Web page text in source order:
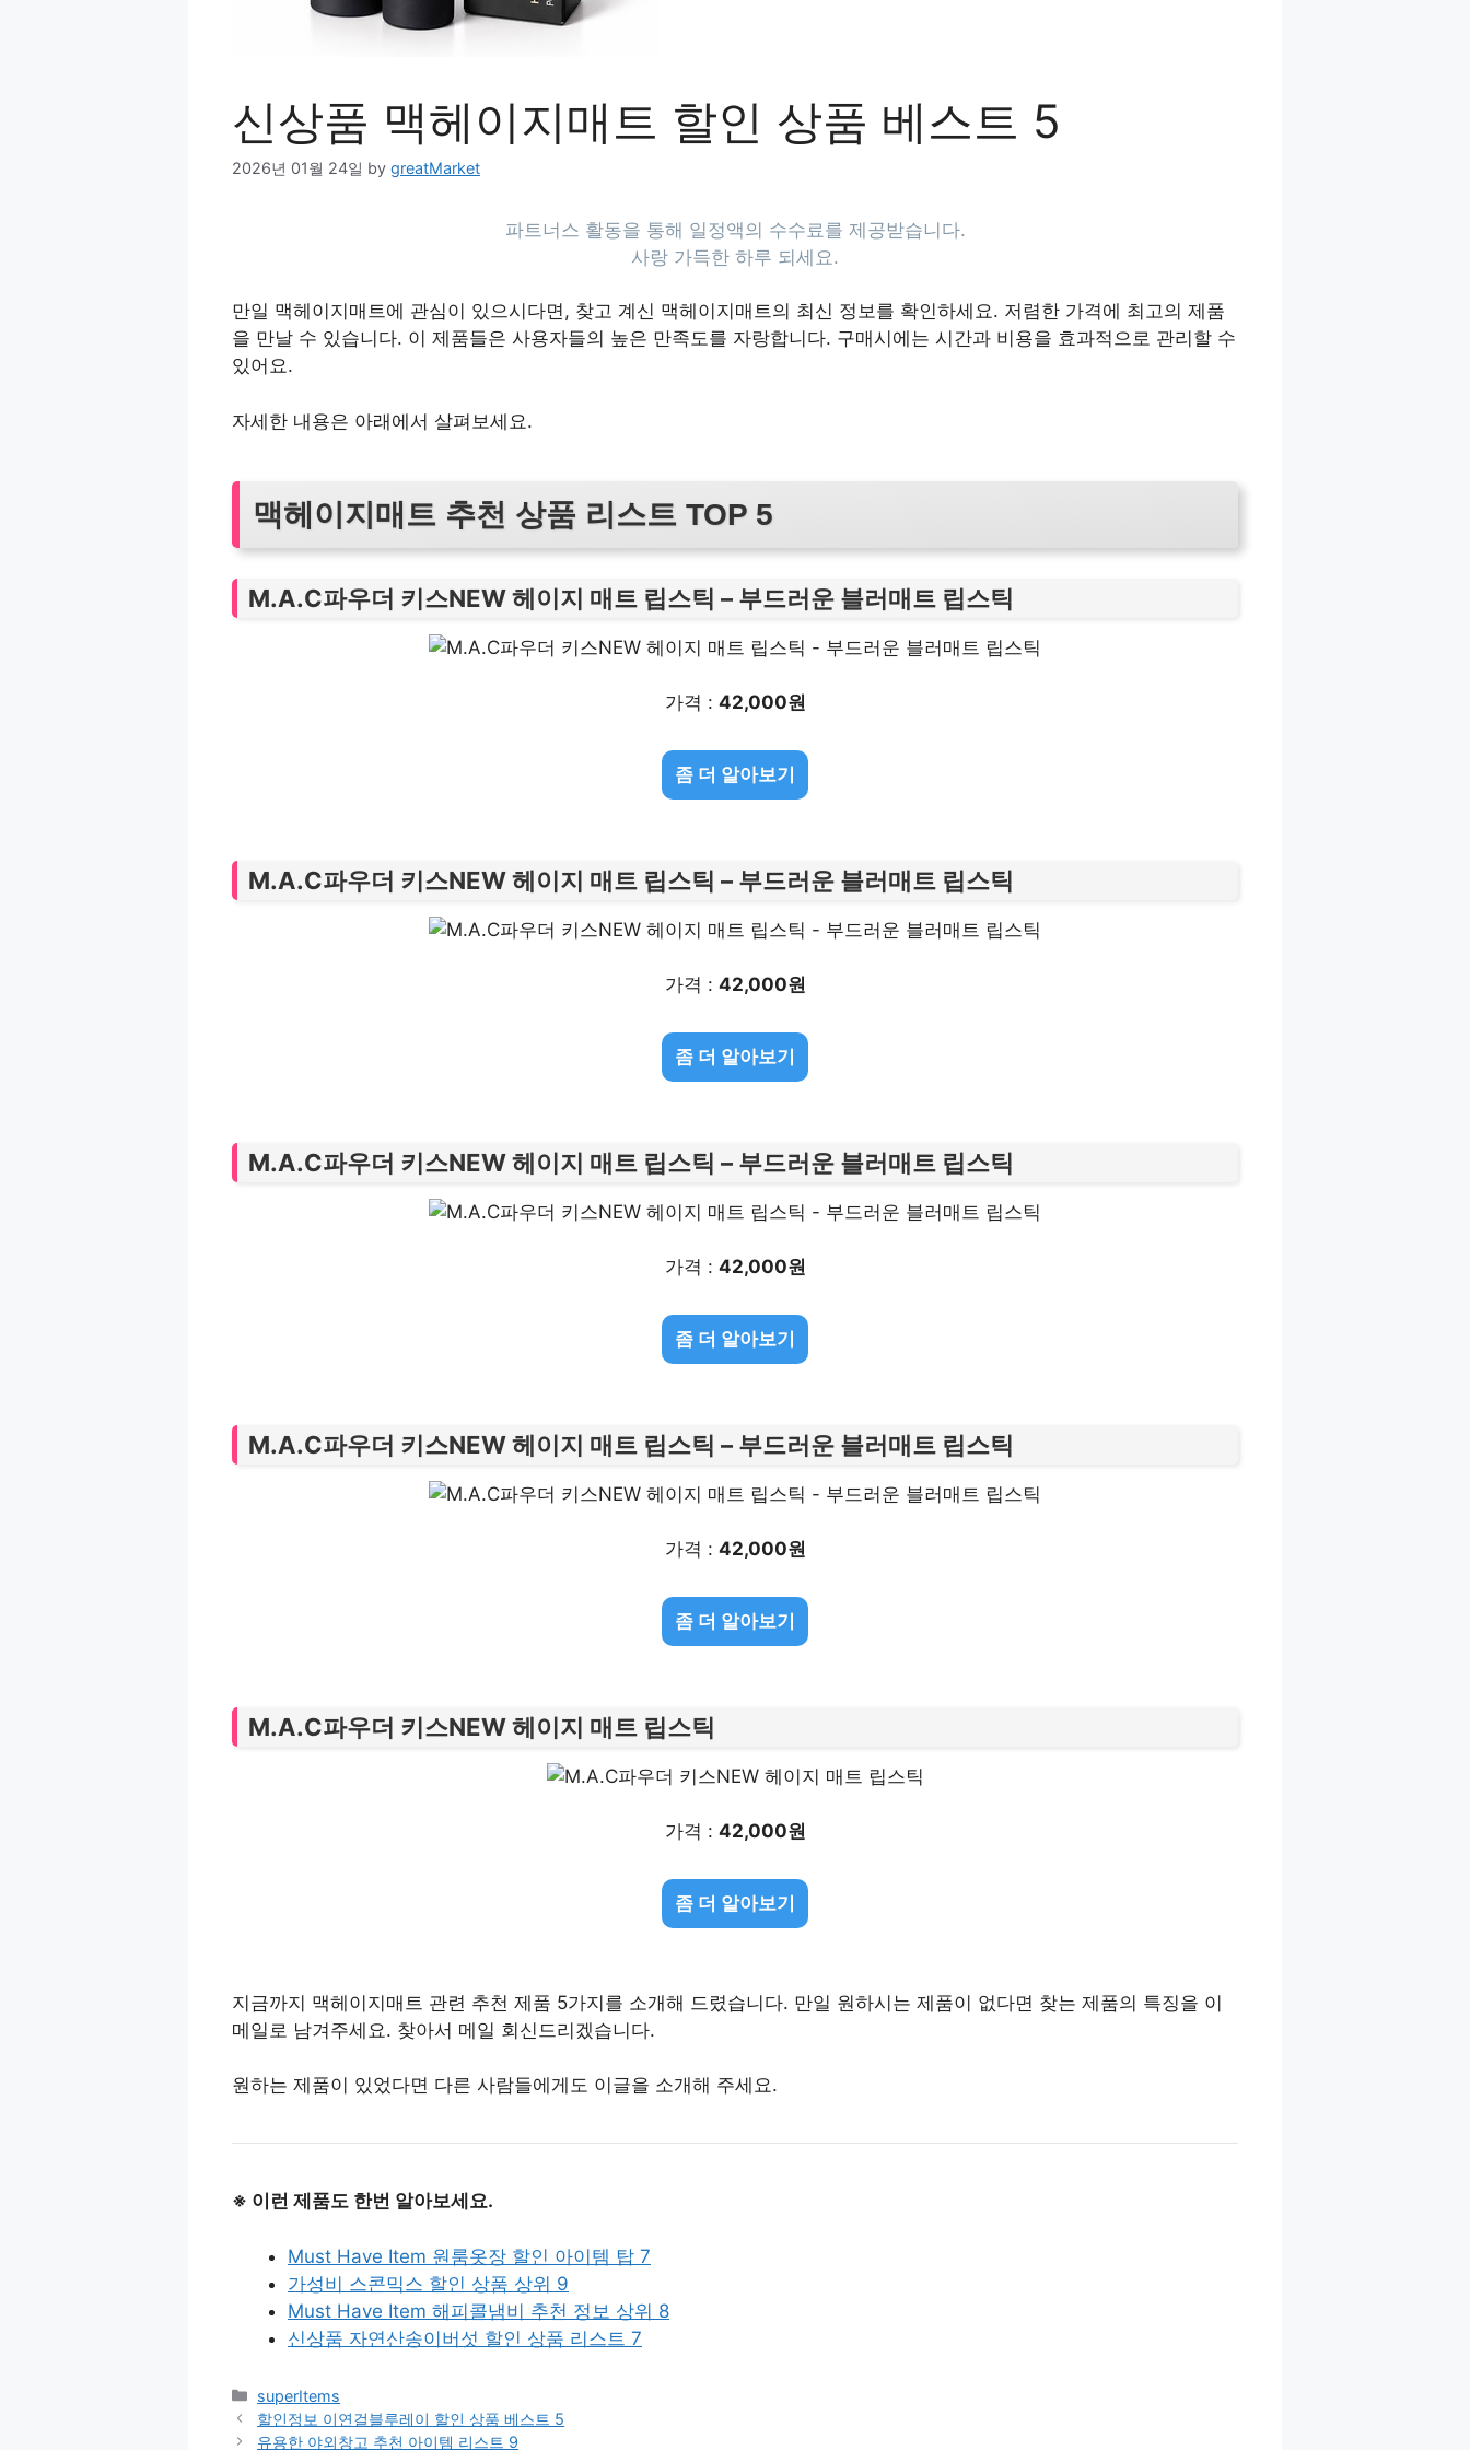
신상품 맥헤이지매트 할인 상품 베스트 5
2026년 01월 24일 by greatMarket
파트너스 활동을 통해 일정액의 수수료를 제공받습니다.
사랑 가득한 하루 되세요.
만일 맥헤이지매트에 관심이 있으시다면, 찾고 계신 맥헤이지매트의 최신 정보를 확인하세요. 저렴한 가격에 최고의 제품
을 만날 수 있습니다. 이 제품들은 사용자들의 높은 만족도를 자랑합니다. 구매시에는 시간과 비용을 효과적으로 관리할 수
있어요.
자세한 내용은 아래에서 살펴보세요.
맥헤이지매트 추천 상품 리스트 TOP 5
M.A.C파우더 키스NEW 헤이지 매트 립스틱 – 부드러운 블러매트 립스틱
가격 : 42,000원
좀 더 알아보기
M.A.C파우더 키스NEW 헤이지 매트 립스틱 – 부드러운 블러매트 립스틱
가격 : 42,000원
좀 더 알아보기
M.A.C파우더 키스NEW 헤이지 매트 립스틱 – 부드러운 블러매트 립스틱
가격 : 42,000원
좀 더 알아보기
M.A.C파우더 키스NEW 헤이지 매트 립스틱 – 부드러운 블러매트 립스틱
가격 : 42,000원
좀 더 알아보기
M.A.C파우더 키스NEW 헤이지 매트 립스틱
가격 : 42,000원
좀 더 알아보기
지금까지 맥헤이지매트 관련 추천 제품 5가지를 소개해 드렸습니다. 만일 원하시는 제품이 없다면 찾는 제품의 특징을 이
메일로 남겨주세요. 찾아서 메일 회신드리겠습니다.
원하는 제품이 있었다면 다른 사람들에게도 이글을 소개해 주세요.
※ 이런 제품도 한번 알아보세요.
Must Have Item 원룸옷장 할인 아이템 탑 7
가성비 스콘믹스 할인 상품 상위 9
Must Have Item 해피콜냄비 추천 정보 상위 8
신상품 자연산송이버섯 할인 상품 리스트 7
Categories
superItems
할인정보 이연걸블루레이 할인 상품 베스트 5
유용한 야외창고 추천 아이템 리스트 9